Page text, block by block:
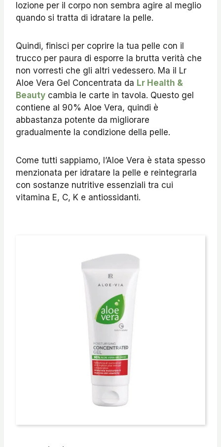
lozione per il corpo non sembra agire al meglio
quando si tratta di idratare la pelle.
Quindi, finisci per coprire la tua pelle con il
trucco per paura di esporre la brutta verità che
non vorresti che gli altri vedessero. Ma il Lr
Aloe Vera Gel Concentrata da Lr Health &
Beauty cambia le carte in tavola. Questo gel
contiene al 90% Aloe Vera, quindi è
abbastanza potente da migliorare
gradualmente la condizione della pelle.
Come tutti sappiamo, l’Aloe Vera è stata spesso
menzionata per idratare la pelle e reintegrarla
con sostanze nutritive essenziali tra cui
vitamina E, C, K e antiossidanti.